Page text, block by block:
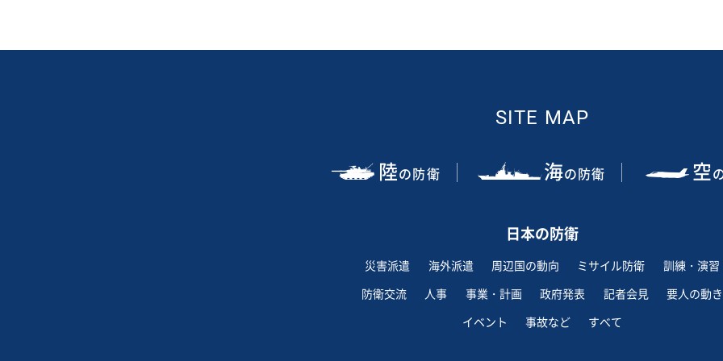
SITE MAP
陸の防衛 海の防衛 空
日本の防衛
災害派遣 海外派遣 周辺国の動向 ミサイル防衛
訓練・演習
防衛交流
人事 事業・計画 政府発表 記者会見
要人の動き
イベント
事故など すべて